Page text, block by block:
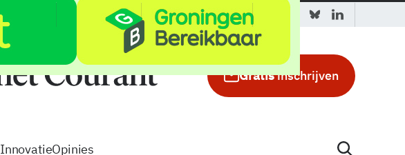
Tip de redactie Adverteren in de GIC
Gratisinschrijven
InnovatieOpinies